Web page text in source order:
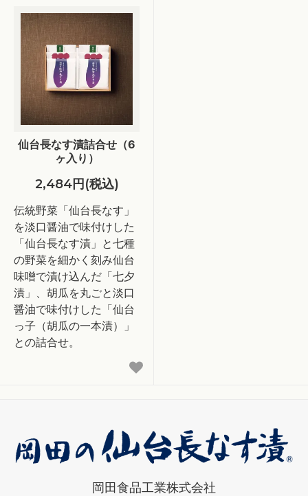
仙台長なす漬詰合せ（6
ヶ入り）
2,484円(税込)
伝統野菜「仙台長なす」
を淡口醤油で味付けした
「仙台長なす漬」と七種
の野菜を細かく刻み仙台
味噌で漬け込んだ「七夕
漬」、胡瓜を丸ごと淡口
醤油で味付けした「仙台
っ子（胡瓜の一本漬）」
との詰合せ。
岡田食品工業株式会社